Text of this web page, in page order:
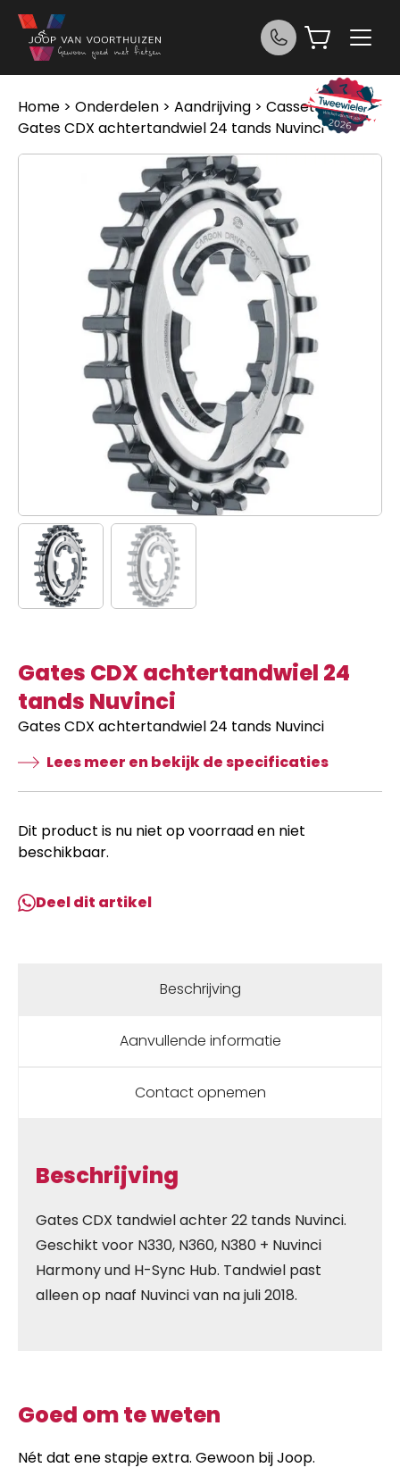
Ga naar de inhoud
Home > Onderdelen > Aandrijving > Cassettes>
Gates CDX achtertandwiel 24 tands Nuvinci
Gates CDX achtertandwiel 24
tands Nuvinci
Gates CDX achtertandwiel 24 tands Nuvinci
Lees meer en bekijk de specificaties
Dit product is nu niet op voorraad en niet
beschikbaar.
Deel dit artikel
Beschrijving
Aanvullende informatie
Contact opnemen
Beschrijving
Gates CDX tandwiel achter 22 tands Nuvinci.
Geschikt voor N330, N360, N380 + Nuvinci
Harmony und H-Sync Hub. Tandwiel past
alleen op naaf Nuvinci van na juli 2018.
Goed om te weten
Nét dat ene stapje extra. Gewoon bij Joop.